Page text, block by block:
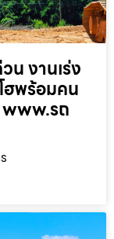
น งานเร่ง
ฮพร้อมคน
รถ